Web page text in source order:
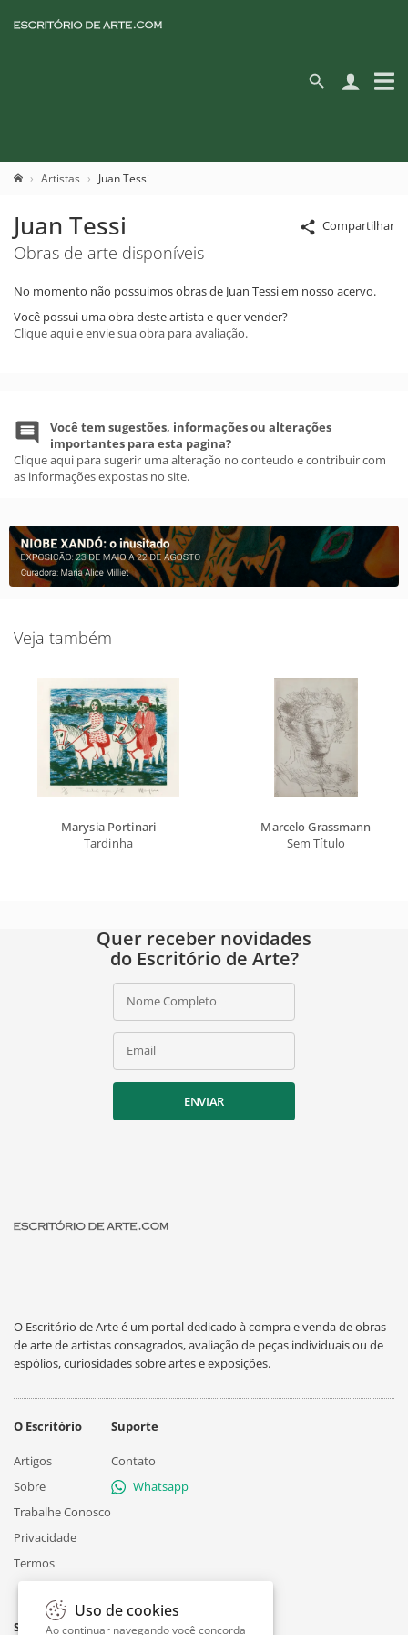
Artistas Juan Tessi
Compartilhar
Juan Tessi
Obras de arte disponíveis
No momento não possuimos obras de Juan Tessi em nosso acervo.
Você possui uma obra deste artista e quer vender?
Clique aqui e envie sua obra para avaliação.
Você tem sugestões, informações ou alterações
importantes para esta pagina?
Clique aqui para sugerir uma alteração no conteudo e contribuir com
as informações expostas no site.
Veja também
Marysia Portinari
Tardinha
Marcelo Grassmann
Sem Título
Quer receber novidades
do Escritório de Arte?
Nome Completo
Email
ENVIAR
O Escritório de Arte é um portal dedicado à compra e venda de obras
de arte de artistas consagrados, avaliação de peças individuais ou de
espólios, curiosidades sobre artes e exposições.
O Escritório
Artigos
Sobre
Trabalhe Conosco
Privacidade
Termos
Suporte
Contato
Whatsapp
Siga
Uso de cookies
Ao continuar navegando você concorda